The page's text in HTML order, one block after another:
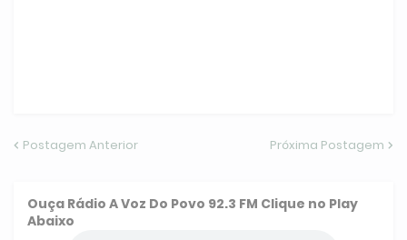
Postagem Anterior Próxima Postagem
Ouça Rádio A Voz Do Povo 92.3 FM Clique no Play
Abaixo